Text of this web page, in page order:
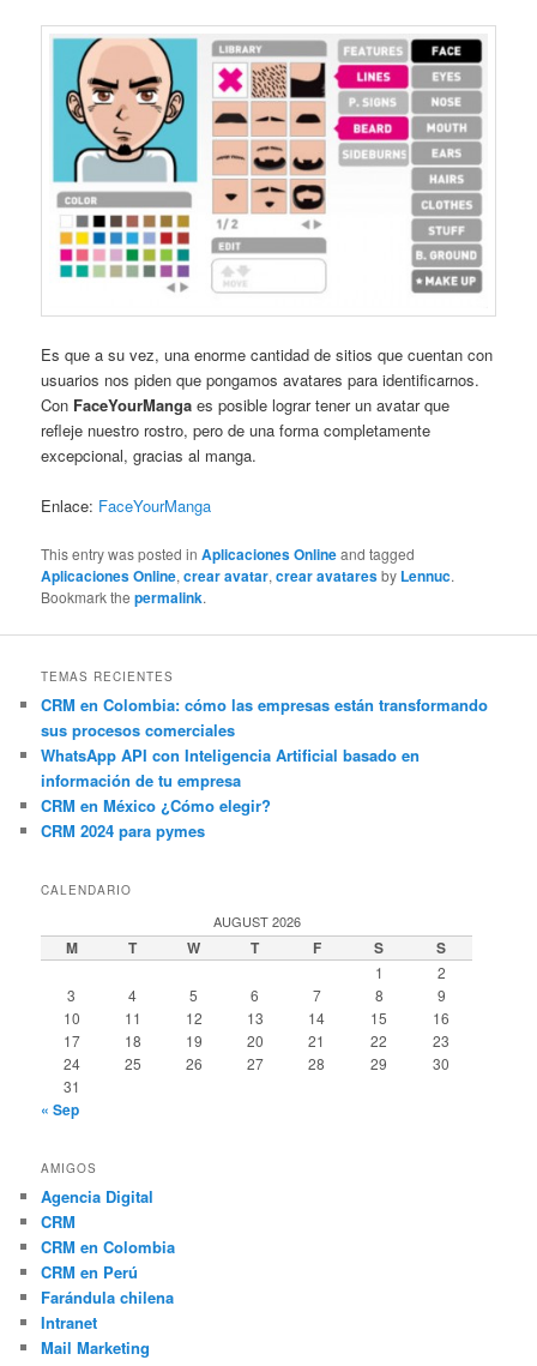
Es que a su vez, una enorme cantidad de sitios que cuentan con
usuarios nos piden que pongamos avatares para identificarnos.
Con FaceYourManga es posible lograr tener un avatar que
refleje nuestro rostro, pero de una forma completamente
excepcional, gracias al manga.
Enlace: FaceYourManga
This entry was posted inAplicaciones Onlineand tagged
Aplicaciones Online,crear avatar,crear avataresby Lennuc.
Bookmark thepermalink.
TEMAS RECIENTES
CRM en Colombia: cómo las empresas están transformando
sus procesos comerciales
WhatsApp API con Inteligencia Artificial basado en
información de tu empresa
CRM en México ¿Cómo elegir?
CRM 2024 para pymes
CALENDARIO
AUGUST 2026
M T W T F S S
1
2
3
4 5 6 7 8
9
10
11 12 13 14 15
16
17
18 19 20 21 22
23
24
25 26 27 28 29
30
31
« Sep
AMIGOS
Agencia Digital
CRM
CRM en Colombia
CRM en Perú
Farándula chilena
Intranet
Mail Marketing